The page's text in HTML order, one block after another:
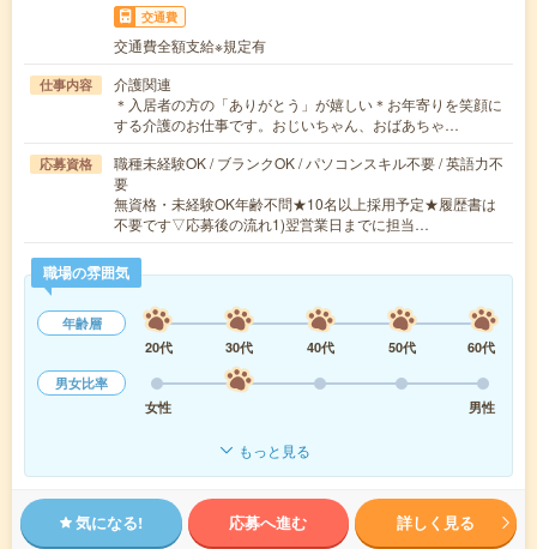
交通費
交通費全額支給※規定有
仕事内容
介護関連
＊入居者の方の「ありがとう」が嬉しい＊お年寄りを笑顔に
する介護のお仕事です。おじいちゃん、おばあちゃ…
応募資格
職種未経験OK / ブランクOK / パソコンスキル不要 / 英語力不
要
無資格・未経験OK年齢不問★10名以上採用予定★履歴書は
不要です▽応募後の流れ1)翌営業日までに担当…
職場の雰囲気
年齢層
20代
30代 40代 50代
60代
男女比率
女性
男性
もっと見る
気になる! 応募へ進む 詳しく見る